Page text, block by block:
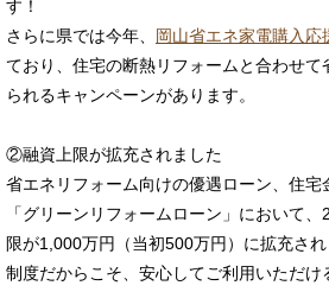
す！
さらに県では今年、
岡山省エネ家電購入応
ており、住宅の断熱リフォームと合わせて
られるキャンペーンがあります。
②融資上限が拡充されました
省エネリフォーム向けの優遇ローン、住宅
「グリーンリフォームローン」において
限が1,000万円（当初500万円）に拡充さ
制度だからこそ、安心してご利用いただ